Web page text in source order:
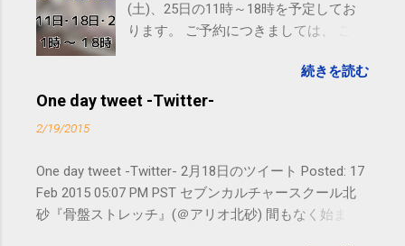
(土)、25日の11時～18時を予定してお
ります。 ご予約につきましては、 こち
れないことがありますので、ご予約、
お問い合わせはSMS（ショートメッセ
続きを読む
One day tweet -Twitter-
2/19/2015
One day tweet -Twitter- 2月18日のツイート Posted: 17
Feb 2015 05:07 PM PST セブンカルチャースクール北
砂『骨盤ストレッチ』(＠アリオ北砂) 間もなく始まり